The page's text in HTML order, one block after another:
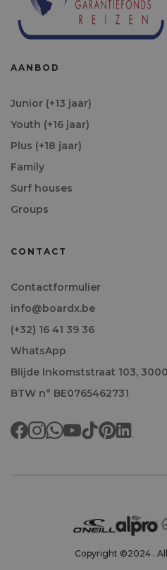
AANBOD
Junior (+13 jaar)
Youth (+16 jaar)
Plus (+18 jaar)
Family
Surf houses
Groups
CONTACT
Contactformulier
info@boardx.be
(+32) 16 41 39 36
WhatsApp
Blijde Inkomststraat 103,
BTW n° BE0765462731
Copyright ©2024 .
Welkom!